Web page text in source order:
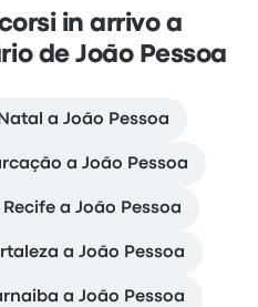
in arrivo a
de João Pessoa
a João Pessoa
a João Pessoa
a João Pessoa
a João Pessoa
a João Pessoa